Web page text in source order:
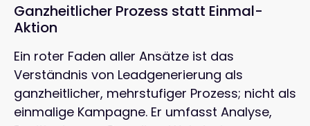
Ganzheitlicher Prozess statt Einmal-
Aktion
Ein roter Faden aller Ansätze ist das
Verständnis von Leadgenerierung als
ganzheitlicher, mehrstufiger Prozess; nicht als
einmalige Kampagne. Er umfasst Analyse,